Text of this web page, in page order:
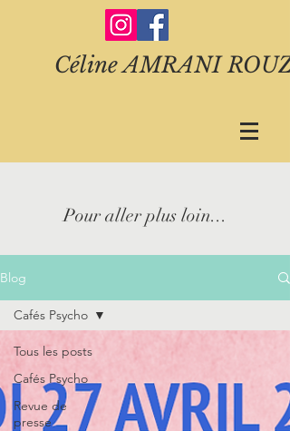
Céline AMRANI
Pour aller plus loin...
Blog
Tous les posts
Cafés Psycho
Revue de
presse
Cafés Psycho